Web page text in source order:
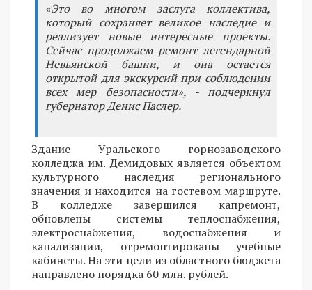
«Это во многом заслуга коллектива,
который сохраняет великое наследие и
реализует новые интересные проекты.
Сейчас продолжаем ремонт легендарной
Невьянской башни, и она остается
открытой для экскурсий при соблюдении
всех мер безопасности», - подчеркнул
губернатор Денис Паслер.
Здание Уральского горнозаводского
колледжа им. Демидовых является объектом
культурного наследия регионального
значения и находится на гостевом маршруте.
В колледже завершился капремонт,
обновлены системы теплоснабжения,
электроснабжения, водоснабжения и
канализации, отремонтированы учебные
кабинеты. На эти цели из областного бюджета
направлено порядка 60 млн. рублей.